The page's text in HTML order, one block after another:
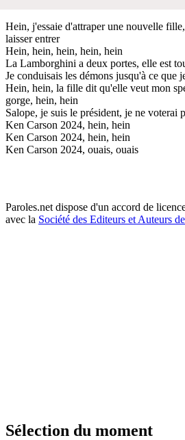
Hein, j'essaie d'attraper une nouvelle
laisser entrer
Hein, hein, hein, hein, hein
La Lamborghini a deux portes, elle est
Je conduisais les démons jusqu'à ce que
Hein, hein, la fille dit qu'elle veut mon
gorge, hein, hein
Salope, je suis le président, je ne voterai
Ken Carson 2024, hein, hein
Ken Carson 2024, hein, hein
Ken Carson 2024, ouais, ouais
Paroles.net dispose d'un accord de
avec la Société des Editeurs et Auteurs
Sélection du moment